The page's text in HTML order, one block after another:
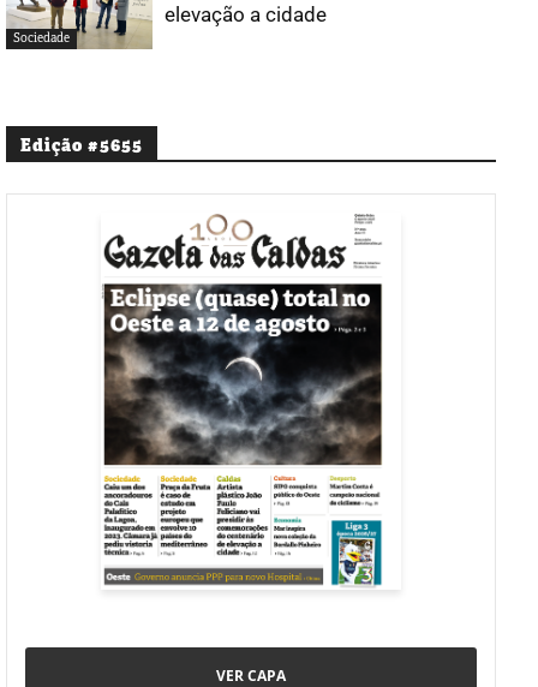
Sociedade
elevação a cidade
Edição #5655
VER CAPA